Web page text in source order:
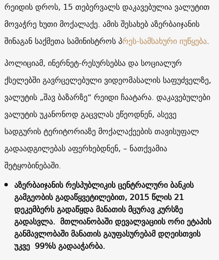
რეიდის დროს, 15 თებერვალს დაკავებულია ვალუტით
მოვაჭრე ხუთი მოქალაქე. ამის შესახებ აზერბაიჯანის
შინაგან საქმეთა სამინისტროს პრეს-სამსახური იუწყება.
პოლიციამ, ინერნეტ-რესურსებსა და სოციალურ
ქსელებში გავრცელებული ვიდეომასალის საფუძველზე,
ვალუტის „შავ ბაზარზე“ რეიდი ჩაატარა. დაკავებულები
ვალუტის უკანონოდ გაცვლას ეწეოდნენ, ასევე
სადგურის ტერიტორიაზე მოქალაქეების თავისუფალ
გადაადგილებას აფერხებდნენ, – ნათქვამია
შეტყობინებაში.
აზერბაიჯანის რესპუბლიკის ცენტრალური ბანკის
გამგეობის გადაწყვეტილებით, 2015 წლის 21
დეკემბერს გადაწყდა მანათის მცურავ კურსზე
გადასვლა. მთლიანობაში დევალვაციის ორი ეტაპის
განმავლობაში მანათის გაუფასურებამ დღეისთვის
უკვე 99%ს გადააჭარბა.